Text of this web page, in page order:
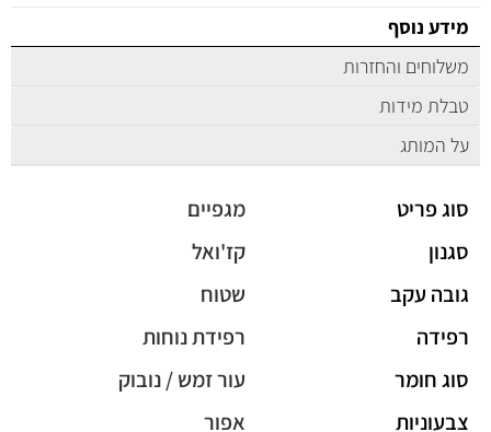
מידע נוסף
משלוחים והחזרות
טבלת מידות
על המותג
סוג פריט
מגפיים
סגנון
קז'ואל
גובה עקב
שטוח
רפידה
רפידת נוחות
סוג חומר
עור זמש / נובוק
צבעוניות
אפור